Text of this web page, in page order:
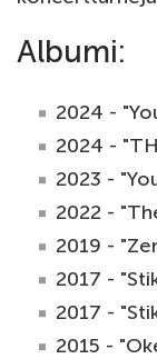
Albumi:
2024 -
2024 -
2023 -
2022 -
2019 -
2017 -
2017 -
2015 -